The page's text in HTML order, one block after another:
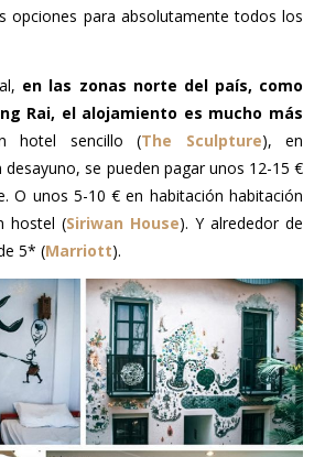
opciones para absolutamente todos los
en las zonas norte del país, como
Rai, el alojamiento es mucho más
hotel sencillo (The Sculpture), en
se pueden pagar unos 12-15 €
O unos 5-10 € en habitación habitación
hostel (Siriwan House). Y alrededor de
5* (Marriott).